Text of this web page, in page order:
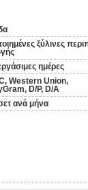
ξύλινες
ημέρες
Western Union,
D/P, D/A
ανά μήνα